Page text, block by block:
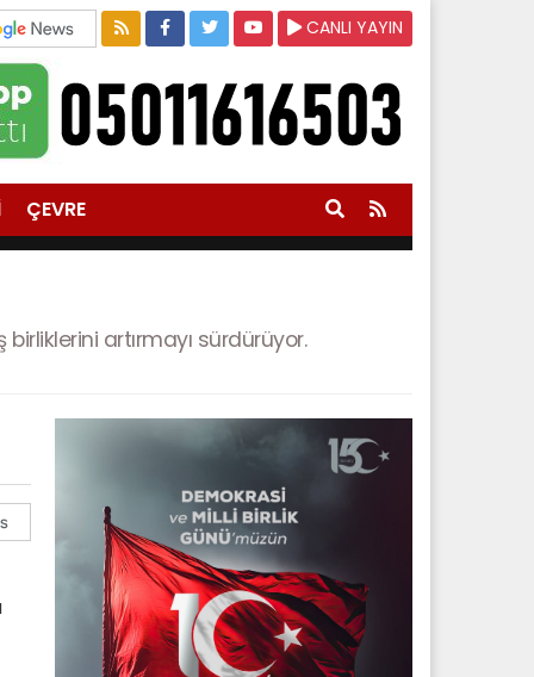
CANLI YAYIN
ÇEVRE
artırmayı sürdürüyor.